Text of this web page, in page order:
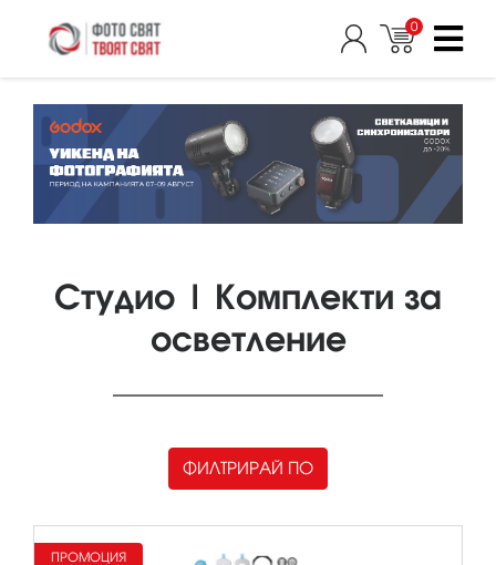
0
Студио | Комплекти за
осветление
ФИЛТРИРАЙ ПО
ПРОМОЦИЯ